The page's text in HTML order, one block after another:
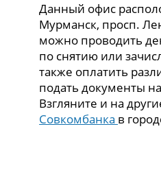
Данный офис
Мурманск, просп.
можно проводить
по снятию или
также оплатить
подать документы
Взгляните и на
Совкомбанка в